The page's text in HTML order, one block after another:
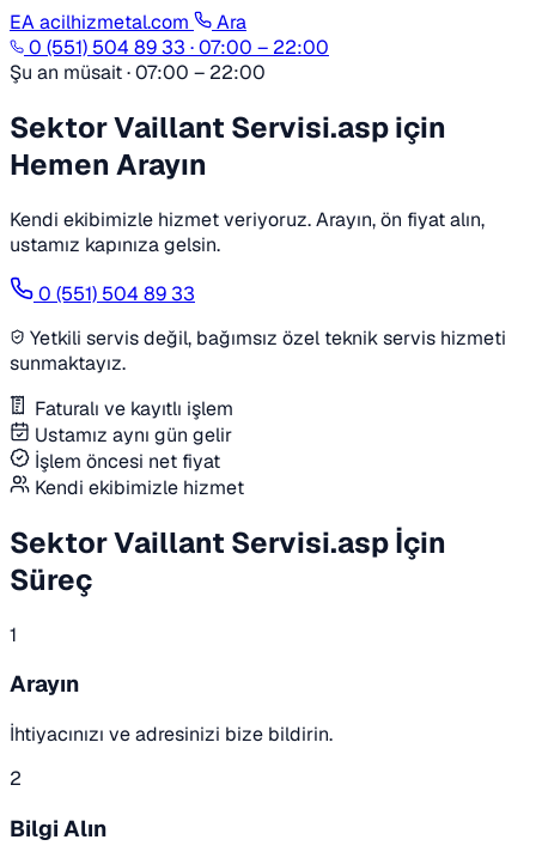
EAacilhizmetal.com
Ara
0 (551) 504 89 33 ·07:00 – 22:00
Şu an müsait · 07:00 – 22:00
Sektor Vaillant Servisi.asp için
Hemen Arayın
Kendi ekibimizle hizmet veriyoruz. Arayın, ön fiyat alın,
ustamız kapınıza gelsin.
0 (551) 504 89 33
Yetkili servis değil, bağımsız özel teknik servis hizmeti
sunmaktayız.
Faturalı ve kayıtlı işlem
Ustamız aynı gün gelir
İşlem öncesi net fiyat
Kendi ekibimizle hizmet
Sektor Vaillant Servisi.asp İçin
Süreç
1
Arayın
İhtiyacınızı ve adresinizi bize bildirin.
2
Bilgi Alın